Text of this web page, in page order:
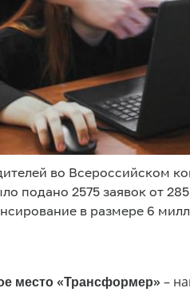
во Всероссийском
подано 2575 заявок от
в размере 6
место «Трансформер»–